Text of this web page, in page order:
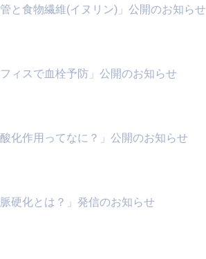
と食物繊維(イヌリン)」公開のお知らせ
ィスで血栓予防」公開のお知らせ
化作用ってなに？」公開のお知らせ
硬化とは？」発信のお知らせ